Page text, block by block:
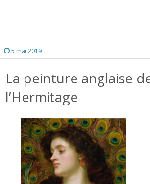
5 mai 2019
La peinture anglaise
l’Hermitage